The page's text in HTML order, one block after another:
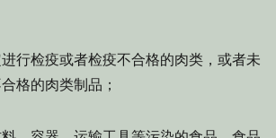
行检疫或者检疫不合格的肉类，或者未
格的肉类制品；